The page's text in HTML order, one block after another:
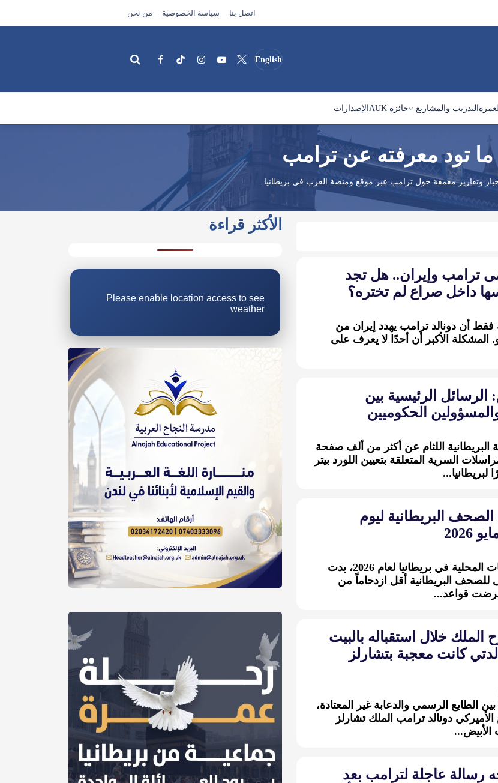
اتصل بنا سياسة الخصوصية من نحن
English
التدريب والمشاريع جائزة AUK الإصدارات
تود معرفته عن ترامب
وتقارير معمقة حول ترامب عبر موقع ومنصة العرب في بريطانيا.
ترامب وإيران.. هل تجد
داخل صراع لم تختره؟
أن دونالد ترامب يهدد إيران من
المشكلة الأكبر أن أحدًا لا يعرف على
الرسائل الرئيسية بين
الحكوميين
البريطانية اللثام عن أكثر من ألف صفحة
السرية المتعلقة بتعيين اللورد بيتر
لبريطانيا...
الصحف البريطانية ليوم
في يوم الانتخابات المحلية في بريطانيا لعام 2026، بدت
للصحف البريطانية أقل ازدحاماً من
فرضت قواعد...
الملك خلال استقباله بالبيت
كانت معجبة بتشارلز
الطابع الرسمي والدعابة غير المعتادة،
دونالد ترامب الملك تشارلز
الأبيض...
رسالة عاجلة لترامب بعد
الأكثر قراءة
Please enable location access to see
weather